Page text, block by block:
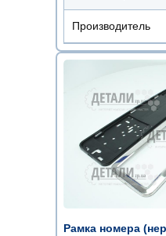
Производитель
Рамка номера